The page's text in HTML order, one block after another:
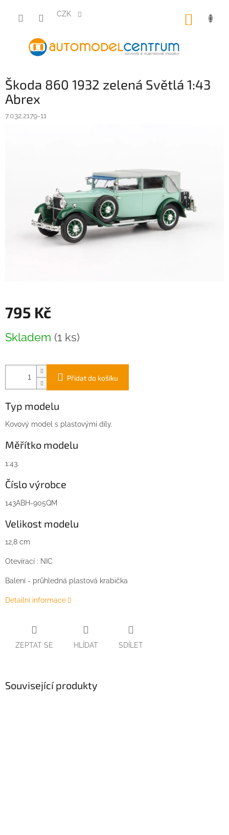
obsah
CZK
Škoda 860 1932 zelená Světlá 1:43
Abrex
7.032.2179-11
795 Kč
cena:
Skladem (1 ks)
Přidat do košíku
Typ modelu
Kovový model s plastovými díly.
Měřítko modelu
1:43.
Číslo výrobce
143ABH-905QM
Velikost modelu
12,8 cm
Otevírací : NIC
Balení - průhledná plastová krabička
Detailní informace
ZEPTAT SE HLÍDAT SDÍLET
Související produkty